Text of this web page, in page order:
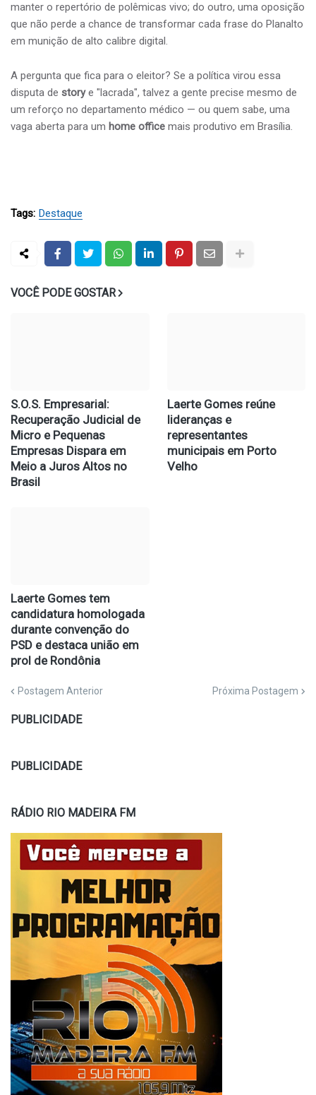
manter o repertório de polêmicas vivo; do outro, uma oposição
que não perde a chance de transformar cada frase do Planalto
em munição de alto calibre digital.
A pergunta que fica para o eleitor? Se a política virou essa
disputa de storye "lacrada", talvez a gente precise mesmo de
um reforço no departamento médico — ou quem sabe, uma
vaga aberta para um home office mais produtivo em Brasília.
Tags: Destaque
VOCÊ PODE GOSTAR
S.O.S. Empresarial:
Recuperação Judicial de
Micro e Pequenas
Empresas Dispara em
Meio a Juros Altos no
Brasil
Laerte Gomes reúne
lideranças e
representantes
municipais em Porto
Velho
Laerte Gomes tem
candidatura homologada
durante convenção do
PSD e destaca união em
prol de Rondônia
Postagem Anterior Próxima Postagem
PUBLICIDADE
PUBLICIDADE
RÁDIO RIO MADEIRA FM